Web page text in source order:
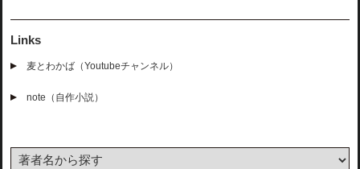
Links
麦とわかば（Youtubeチャンネル）
note（自作小説）